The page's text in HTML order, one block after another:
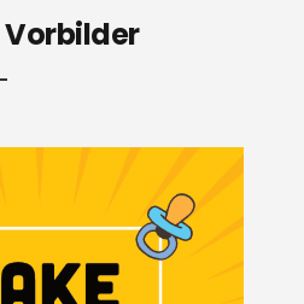
Vorbilder